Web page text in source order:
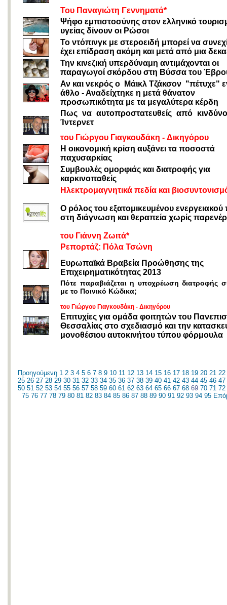
Του Παναγιώτη Γεννηματά*
Ψήφο εμπιστοσύνης στον ελληνικό
υγείας δίνουν οι Ρώσοι
Το ντόπινγκ με στεροειδή μπορεί να
έχει επίδραση ακόμη και μετά από μια
Την κινεζική υπερδύναμη αντιμάχονται οι
παραγωγοί σκόρδου στη Βύσσα του
Αν και νεκρός ο Μάικλ Τζάκσον "πέτυχε"
άθλο - Αναδείχτηκε η μετά θάνατον
προσωπικότητα με τα μεγαλύτερα κέρδη
Πως να αυτοπροστατευθείς από
Ίντερνετ
του Γιώργου Γιαγκουδάκη - Δικηγόρου
Η οικονομική κρίση αυξάνει τα ποσοστά
παχυσαρκίας
Συμβουλές ομορφιάς και διατροφής για
καρκινοπαθείς
Ηλεκτρομαγνητικά πεδία και
Ο ρόλος του εξατομικευμένου ενεργειακού
στη διάγνωση και θεραπεία χωρίς
του Γιάννη Ζωιτά*
Ρεπορτάζ: Πόλα Τσώνη
Ευρωπαϊκά Βραβεία Προώθησης της
Επιχειρηματικότητας 2013
Πότε παραβιάζεται η υποχρέωση διατροφής
με το Ποινικό Κώδικα;
του Γιώργου Γιαγκουδάκη - Δικηγόρου
Επιτυχίες για ομάδα φοιτητών του
Θεσσαλίας στο σχεδιασμό και την
μονοθέσιου αυτοκινήτου τύπου φόρμουλα
Προηγούμενη 1 2 3 4 5 6 7 8 9 10 11 12 13 14 15 16 17 18 19 20 21 22
25 26 27 28 29 30 31 32 33 34 35 36 37 38 39 40 41 42 43 44 45 46 47
50 51 52 53 54 55 56 57 58 59 60 61 62 63 64 65 66 67 68 69 70 71 72
75 76 77 78 79 80 81 82 83 84 85 86 87 88 89 90 91 92 93 94 95